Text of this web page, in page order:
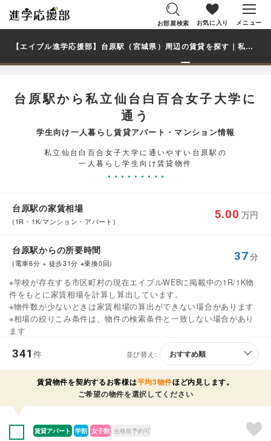
お部屋検索 お気に入り メニュー
【エイブル進学応援部】台原駅（宮城県）周辺の賃貸を探す｜私立仙台白百合女子大学学生・大学生の一人暮らし向け賃貸マンション・アパート
台原駅から私立仙台白百合女子大学に
通う
学生向け一人暮らし賃貸アパート・マンション情報
私立仙台白百合女子大学に通いやすい台原駅の
一人暮らし学生向け賃貸物件
台原駅の家賃相場
(1R・1K/マンション・アパート)
5.00 万円
台原駅からの所要時間
(電車6分 + 徒歩31分 ※乗換0回)
37分
※学校が存在する市区町村の現在エイブルWEBに掲載中の1R/1K物
件をもとに家賃相場を計算し算出しています。
※物件数が少ないときは家賃相場の算出ができない場合があります
※相場の絞りこみ条件は、物件の検索条件と一致しない場合があり
ます
341件 並び替え:
賃貸物件を契約するお客様は平均3物件ほど内見します。
ご希望の物件を選択してください
賃貸アパート 学割 女子割 合格前予約可